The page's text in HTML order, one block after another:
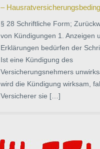
–
§ 28 Schriftliche Form;
von Kündigungen 1. Anzeigen
Erklärungen bedürfen der
Ist eine Kündigung des
Versicherungsnehmers
wird die Kündigung wirksam,
Versicherer sie […]